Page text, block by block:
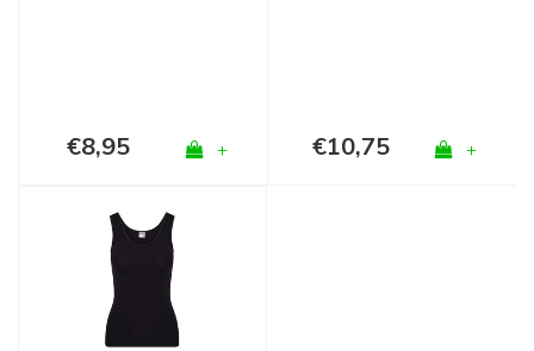
€8,95 + €10,75 +